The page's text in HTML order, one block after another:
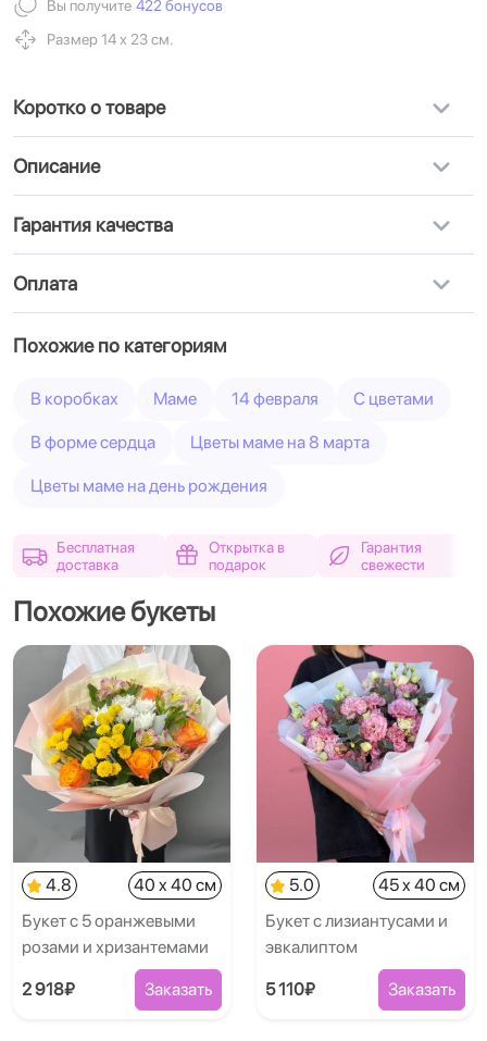
Вы получите 422 бонусов
Размер 14 х 23 см.
Коротко о товаре
Описание
Гарантия качества
Оплата
Похожие по категориям
В коробках Маме 14 февраля С цветами
В форме сердца Цветы маме на 8 марта
Цветы маме на день рождения
Бесплатная
доставка
Открытка в
подарок
Гарантия
свежести
Похожие букеты
4.8
40 x 40 см
Букет с 5 оранжевыми
розами и хризантемами
2 918₽ Заказать
5.0
45 x 40 см
Букет с лизиантусами и
эвкалиптом
5 110₽ Заказать